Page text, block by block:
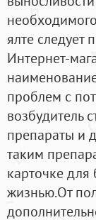
ялте следует
Интернет-
проблем с
возбудитель
препараты и
таким
карточке
жизнью.От